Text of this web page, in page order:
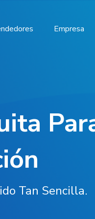
Empresa
Tan Sencilla.